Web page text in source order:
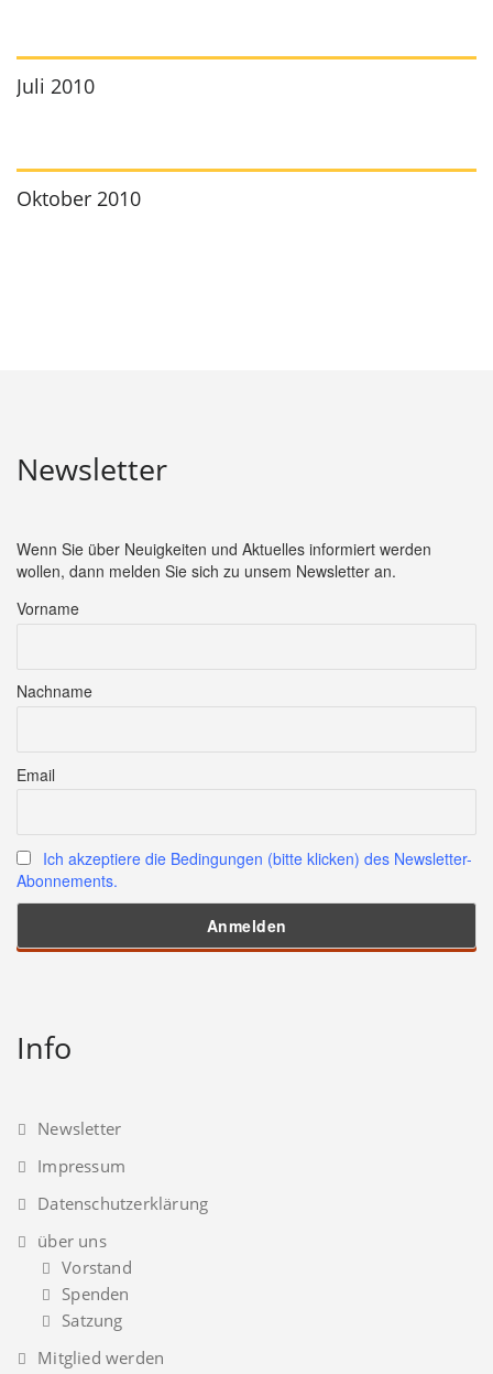
Juli 2010
Oktober 2010
Newsletter
Wenn Sie über Neuigkeiten und Aktuelles informiert werden
wollen, dann melden Sie sich zu unsem Newsletter an.
Vorname
Nachname
Email
Ich akzeptiere die Bedingungen (bitte klicken) des Newsletter-
Abonnements.
Info
Newsletter
Impressum
Datenschutzerklärung
über uns
Vorstand
Spenden
Satzung
Mitglied werden